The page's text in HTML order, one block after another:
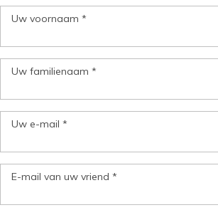
Uw voornaam *
Uw familienaam *
Uw e-mail *
E-mail van uw vriend *